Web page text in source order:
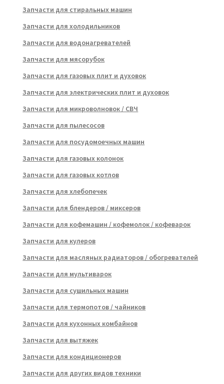
Запчасти для стиральных машин
Запчасти для холодильников
Запчасти для водонагревателей
Запчасти для мясорубок
Запчасти для газовых плит и духовок
Запчасти для электрических плит и духовок
Запчасти для микроволновок / СВЧ
Запчасти для пылесосов
Запчасти для посудомоечных машин
Запчасти для газовых колонок
Запчасти для газовых котлов
Запчасти для хлебопечек
Запчасти для блендеров / миксеров
Запчасти для кофемашин / кофемолок / кофеварок
Запчасти для кулеров
Запчасти для масляных радиаторов / обогревателей
Запчасти для мультиварок
Запчасти для сушильных машин
Запчасти для термопотов / чайников
Запчасти для кухонных комбайнов
Запчасти для вытяжек
Запчасти для кондиционеров
Запчасти для других видов техники